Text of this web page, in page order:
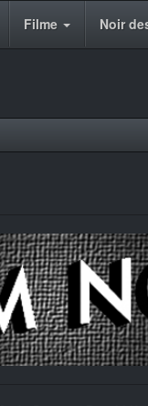
Filme Noir